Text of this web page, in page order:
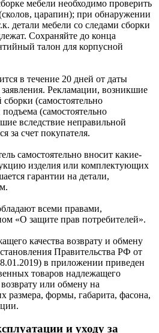
мебели необходимо проверить
царапин); при обнаружении
детали мебели со следами сборки
Сохраняйте до конца
талон для корпусной
в течение 20 дней от даты
Рекламации, возникшие
(самостоятельно
(самостоятельно
вследствие неправильной
за счет покупателя.
самостоятельно вносит какие-
изделия или комплектующих
гарантии на детали,
всеми правами,
«О защите прав потребителей».
качества возврату и обмену
Правительства РФ от
в приложении приведен
товаров надлежащего
или обмену на
размера, формы, габарита, фасона,
и уходу за